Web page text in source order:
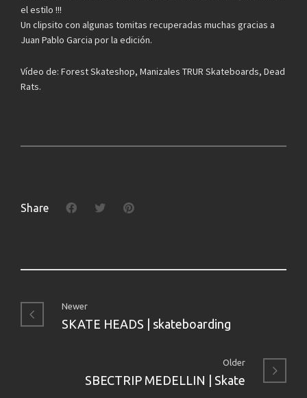
el estilo !!!
Un clipsito con algunas tomitas recuperadas muchas gracias a
Juan Pablo Garcia por la edición.
Vídeo de: Forest Skateshop, Manizales TRUR Skateboards, Dead
Rats.
Share
Newer
SKATE HEADS | skateboarding
Older
SBECTRIP MEDELLIN | Skate